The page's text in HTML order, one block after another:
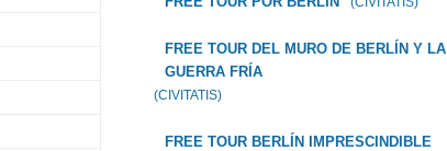
FREE TOUR DEL MURO DE BERLÍN Y LA
GUERRA FRÍA
(CIVITATIS)
FREE TOUR BERLÍN IMPRESCINDIBLE